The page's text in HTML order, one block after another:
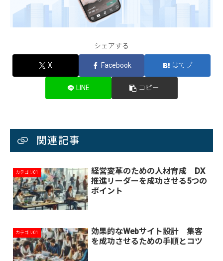
シェアする
X Facebook はてブ
LINE コピー
関連記事
カテゴリ01
経営変革のための人材育成 DX
推進リーダーを成功させる5つの
ポイント
カテゴリ01
効果的なWebサイト設計 集客
を成功させるための手順とコツ